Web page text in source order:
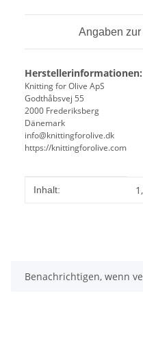
Angaben
Herstellerinformationen:
Knitting for Olive ApS
Godthåbsvej 55
2000 Frederiksberg
Dänemark
info@knittingforolive.dk
https://knittingforolive.com
Produkteigenschaft
Wert
Inhalt:
Benachrichtigen, wenn